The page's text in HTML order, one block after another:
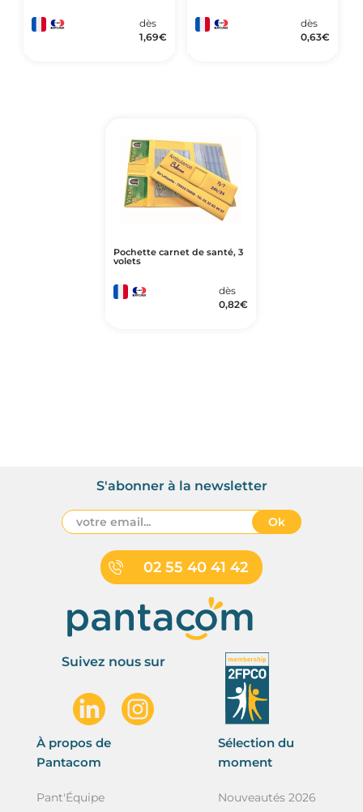
dès
1,69€
dès
0,63€
Pochette carnet de santé, 3
volets
dès
0,82€
02 55 40 41 42
S'abonner à la newsletter
Ok
Suivez nous sur
À propos de
Pantacom
Pant'Équipe
Sélection du
moment
Nouveautés 2026